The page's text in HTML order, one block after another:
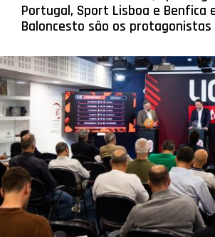
Portugal, Sport Lisboa e Benfica
Baloncesto são os protagonistas